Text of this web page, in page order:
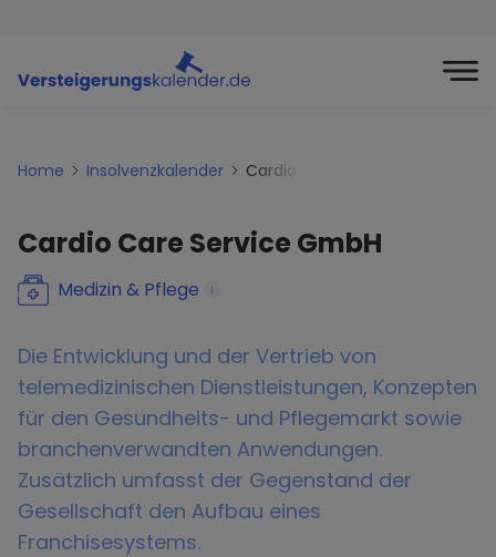
Home Insolvenzkalender Cardio-care-service-gmbh
Cardio Care Service GmbH
Medizin & Pflege i
Die Entwicklung und der Vertrieb von
telemedizinischen Dienstleistungen, Konzepten
für den Gesundheits- und Pflegemarkt sowie
branchenverwandten Anwendungen.
Zusätzlich umfasst der Gegenstand der
Gesellschaft den Aufbau eines
Franchisesystems.